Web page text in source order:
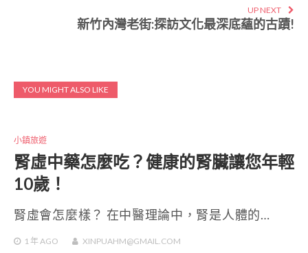
UP NEXT
新竹內灣老街:探訪文化最深底蘊的古蹟!
YOU MIGHT ALSO LIKE
小鎮旅遊
腎虛中藥怎麼吃？健康的腎臟讓您年輕
10歲！
腎虛會怎麼樣？ 在中醫理論中，腎是人體的…
1 年 AGO XINPUAHM@GMAIL.COM